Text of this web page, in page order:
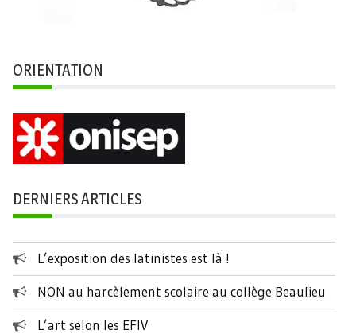
ORIENTATION
DERNIERS ARTICLES
L’exposition des latinistes est là !
NON au harcèlement scolaire au collège Beaulieu
L’art selon les EFIV